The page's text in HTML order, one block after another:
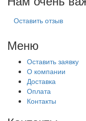
Оставить отзыв
Меню
Оставить заявку
О компании
Доставка
Оплата
Контакты